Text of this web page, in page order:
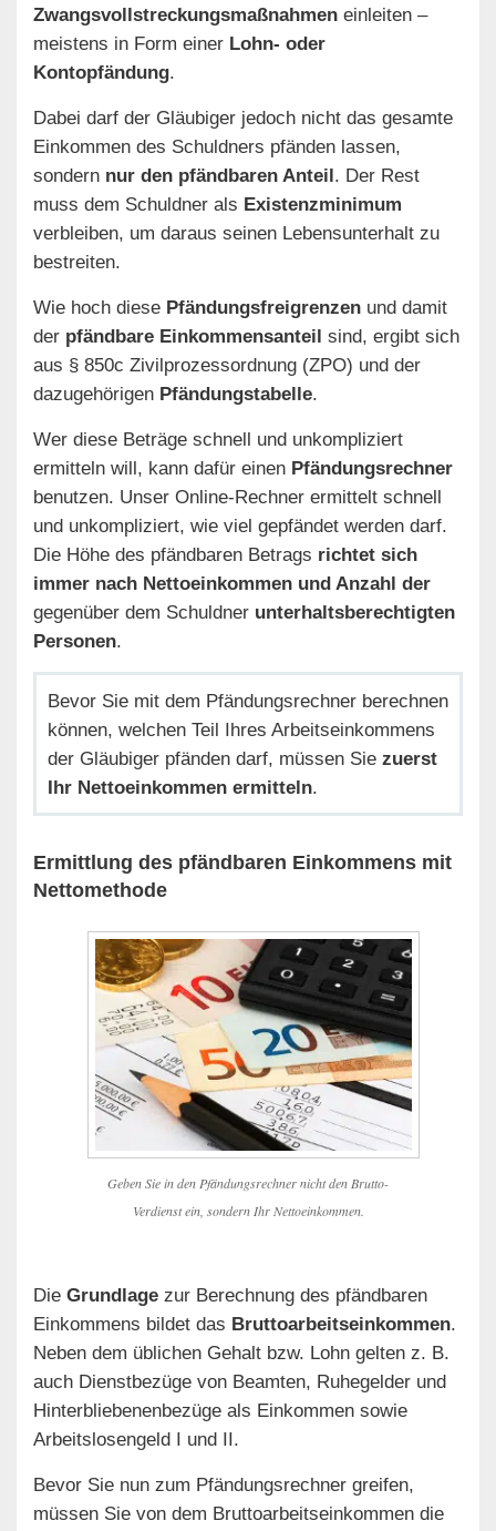
Zwangsvollstreckungsmaßnahmen einleiten –
meistens in Form einer Lohn- oder
Kontopfändung
Dabei darf der Gläubiger jedoch nicht das gesamte
Einkommen des Schuldners pfänden lassen,
sondern nur den pfändbaren Anteil . Der Rest
muss dem Schuldner als Existenzminimum
verbleiben, um daraus seinen Lebensunterhalt zu
bestreiten.
Wie hoch diese Pfändungsfreigrenzen und damit
der pfändbare Einkommensanteil sind, ergibt sich
aus § 850c Zivilprozessordnung (ZPO) und der
dazugehörigen Pfändungstabelle
Wer diese Beträge schnell und unkompliziert
ermitteln will, kann dafür einen Pfändungsrechner
benutzen. Unser Online-Rechner ermittelt schnell
und unkompliziert, wie viel gepfändet werden darf.
Die Höhe des pfändbaren Betrags richtet sich
immer nach Nettoeinkommen und Anzahl der
gegenüber dem Schuldner unterhaltsberechtigten
Personen
Bevor Sie mit dem Pfändungsrechner berechnen
können, welchen Teil Ihres Arbeitseinkommens
der Gläubiger pfänden darf, müssen Sie zuerst
Ihr Nettoeinkommen ermitteln
Ermittlung des pfändbaren Einkommens mit
Nettomethode
Geben Sie in den Pfändungsrechner nicht den Brutto-
Verdienst ein, sondern Ihr Nettoeinkommen.
Die Grundlage zur Berechnung des pfändbaren
Einkommens bildet das Bruttoarbeitseinkommen.
Neben dem üblichen Gehalt bzw. Lohn gelten z. B.
auch Dienstbezüge von Beamten, Ruhegelder und
Hinterbliebenenbezüge als Einkommen sowie
Arbeitslosengeld I und II.
Bevor Sie nun zum Pfändungsrechner greifen,
müssen Sie von dem Bruttoarbeitseinkommen die